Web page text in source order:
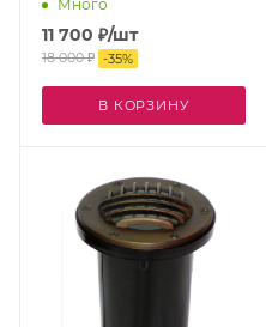
Много
11 700 ₽/шт
18 000₽ -35%
В КОРЗИНУ